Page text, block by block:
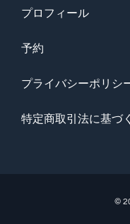
プロフィール
予約
プライバシーポリシ
特定商取引法に基づ
©